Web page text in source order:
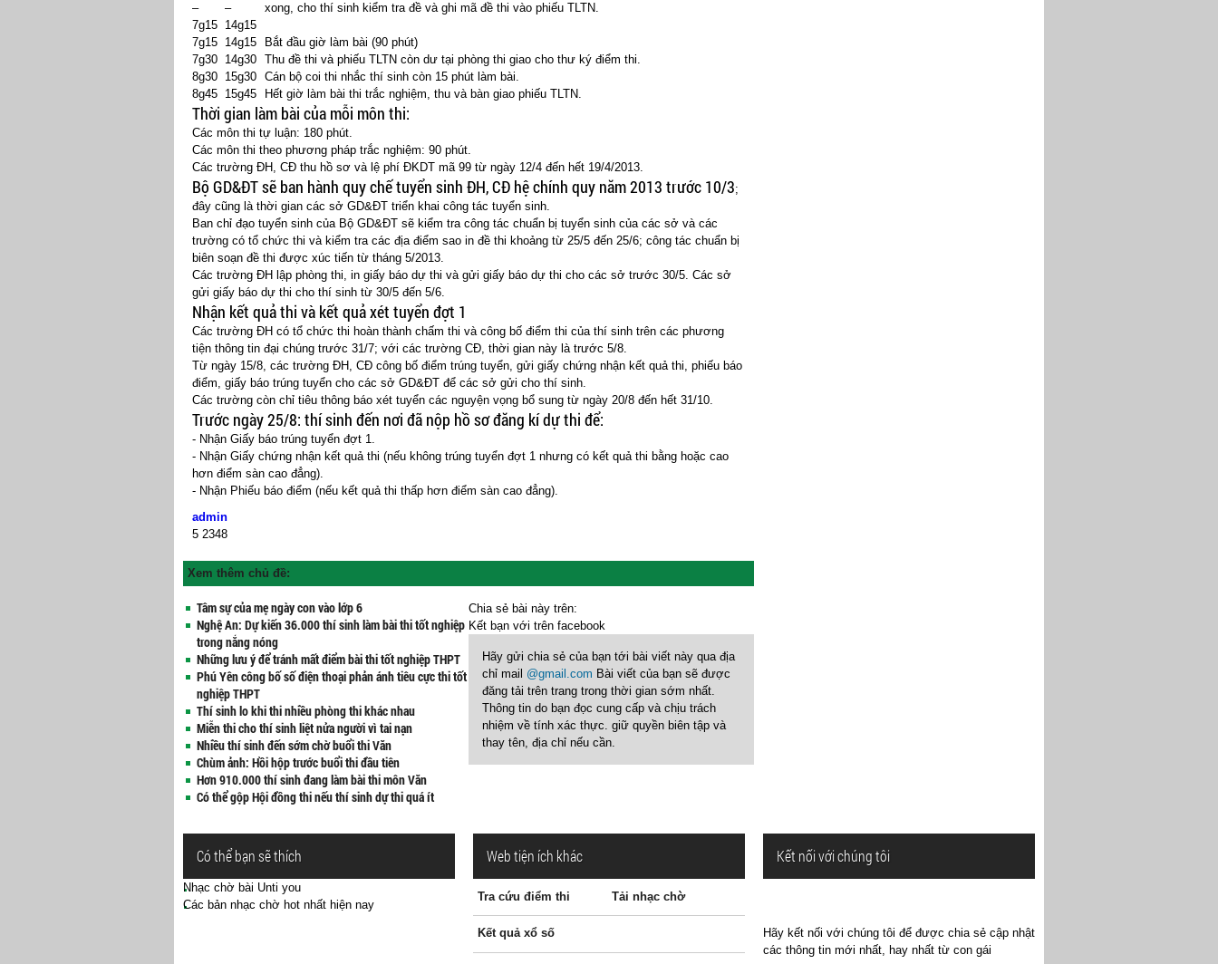
–
7g15
–
14g15
xong, cho thí sinh kiểm tra đề và ghi mã đề thi vào phiếu TLTN.
7g15 14g15
Bắt đầu giờ làm bài (90 phút)
7g30 14g30 Thu đề thi và phiếu TLTN còn dư tại phòng thi giao cho thư ký điểm thi.
8g30 15g30 Cán bộ coi thi nhắc thí sinh còn 15 phút làm bài.
8g45 15g45 Hết giờ làm bài thi trắc nghiệm, thu và bàn giao phiếu TLTN.
Thời gian làm bài của mỗi môn thi:
Các môn thi tự luận: 180 phút.
Các môn thi theo phương pháp trắc nghiệm: 90 phút.
Các trường ĐH, CĐ thu hồ sơ và lệ phí ĐKDT mã 99 từ ngày 12/4 đến hết 19/4/2013.
Bộ GD&ĐT sẽ ban hành quy chế tuyển sinh ĐH, CĐ hệ chính quy năm 2013 trước 10/3;
đây cũng là thời gian các sở GD&ĐT triển khai công tác tuyển sinh.
Ban chỉ đạo tuyển sinh của Bộ GD&ĐT sẽ kiểm tra công tác chuẩn bị tuyển sinh của các sở và các
trường có tổ chức thi và kiểm tra các địa điểm sao in đề thi khoảng từ 25/5 đến 25/6; công tác chuẩn bị
biên soạn đề thi được xúc tiến từ tháng 5/2013.
Các trường ĐH lập phòng thi, in giấy báo dự thi và gửi giấy báo dự thi cho các sở trước 30/5. Các sở
gửi giấy báo dự thi cho thí sinh từ 30/5 đến 5/6.
Nhận kết quả thi và kết quả xét tuyển đợt 1
Các trường ĐH có tổ chức thi hoàn thành chấm thi và công bố điểm thi của thí sinh trên các phương
tiện thông tin đại chúng trước 31/7; với các trường CĐ, thời gian này là trước 5/8.
Từ ngày 15/8, các trường ĐH, CĐ công bố điểm trúng tuyển, gửi giấy chứng nhận kết quả thi, phiếu báo
điểm, giấy báo trúng tuyển cho các sở GD&ĐT để các sở gửi cho thí sinh.
Các trường còn chỉ tiêu thông báo xét tuyển các nguyện vọng bổ sung từ ngày 20/8 đến hết 31/10.
Trước ngày 25/8: thí sinh đến nơi đã nộp hồ sơ đăng kí dự thi để:
- Nhận Giấy báo trúng tuyển đợt 1.
- Nhận Giấy chứng nhận kết quả thi (nếu không trúng tuyển đợt 1 nhưng có kết quả thi bằng hoặc cao
hơn điểm sàn cao đẳng).
- Nhận Phiếu báo điểm (nếu kết quả thi thấp hơn điểm sàn cao đẳng).
admin
5 2348
Xem thêm chủ đề:
Tâm sự của mẹ ngày con vào lớp 6
Nghệ An: Dự kiến 36.000 thí sinh làm bài thi tốt nghiệp
trong nắng nóng
Những lưu ý để tránh mất điểm bài thi tốt nghiệp THPT
Phú Yên công bố số điện thoại phản ánh tiêu cực thi tốt
nghiệp THPT
Thí sinh lo khi thi nhiều phòng thi khác nhau
Miễn thi cho thí sinh liệt nửa người vì tai nạn
Nhiều thí sinh đến sớm chờ buổi thi Văn
Chùm ảnh: Hồi hộp trước buổi thi đầu tiên
Hơn 910.000 thí sinh đang làm bài thi môn Văn
Có thể gộp Hội đồng thi nếu thí sinh dự thi quá ít
Chia sẻ bài này trên:
Kết bạn với trên facebook
Hãy gửi chia sẻ của bạn tới bài viết này qua địa
chỉ mail @gmail.com Bài viết của bạn sẽ được
đăng tải trên trang trong thời gian sớm nhất.
Thông tin do bạn đọc cung cấp và chịu trách
nhiệm về tính xác thực. giữ quyền biên tập và
thay tên, địa chỉ nếu cần.
Có thể bạn sẽ thích
Nhạc chờ bài Unti you
Các bản nhạc chờ hot nhất hiện nay
Web tiện ích khác
Tra cứu điểm thi Tải nhạc chờ
Kết quả xổ số
Kết nối với chúng tôi
Hãy kết nối với chúng tôi để được chia sẻ cập nhật
các thông tin mới nhất, hay nhất từ con gái